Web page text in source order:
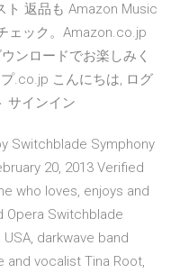
ト 返品も Amazon Music
ェック。Amazon.co.jp
ンロードでお楽しみく
.co.jp こんにちは, ログ
サインイン
Switchblade Symphony
20, 2013 Verified
who loves, enjoys and
Opera Switchblade
darkwave band
vocalist Tina Root,